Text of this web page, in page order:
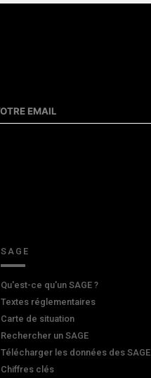
SAGE
Qu'est-ce qu'un SAGE ?
Textes réglementaires
Carte de situation
Rechercher un SAGE
Télécharger les données des SAGE
Chiffres clés